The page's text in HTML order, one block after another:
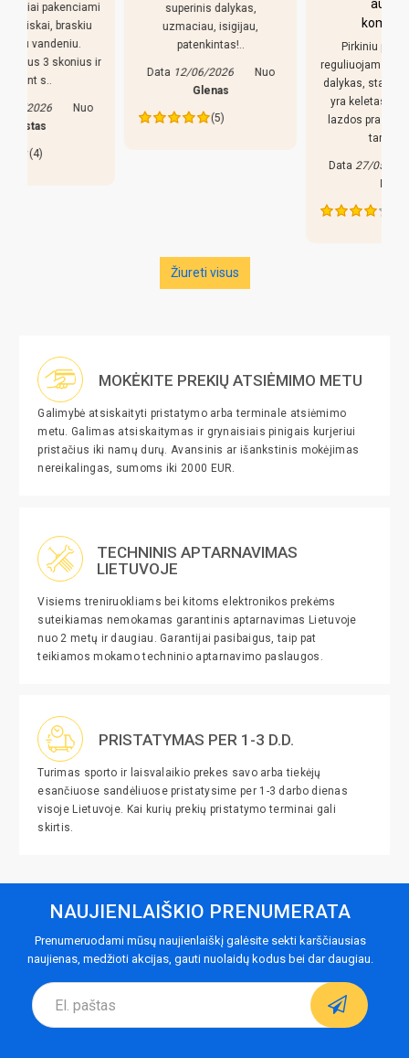
superinis dalykas,
uzmaciau, isigijau,
patenkintas!..
Nuo
Pirkiniu patenkintas,
reguliuojamso kojeles geras
dalykas, stalas nekliba. Bet
yra keletas pastebejimu:
lazdos prastos, liaudiskai
Nuo
Žiureti visus
MOKĖKITE PREKIŲ ATSIĖMIMO METU
Galimybė atsiskaityti pristatymo arba terminale atsiėmimo
metu. Galimas atsiskaitymas ir grynaisiais pinigais kurjeriui
pristačius iki namų durų. Avansinis ar išankstinis mokėjimas
nereikalingas, sumoms iki 2000 EUR.
TECHNINIS APTARNAVIMAS
LIETUVOJE
Visiems treniruokliams bei kitoms elektronikos prekėms
suteikiamas nemokamas garantinis aptarnavimas Lietuvoje
nuo 2 metų ir daugiau. Garantijai pasibaigus, taip pat
teikiamos mokamo techninio aptarnavimo paslaugos.
PRISTATYMAS PER 1-3 D.D.
Turimas sporto ir laisvalaikio prekes savo arba tiekėjų
esančiuose sandėliuose pristatysime per 1-3 darbo dienas
visoje Lietuvoje. Kai kurių prekių pristatymo terminai gali
skirtis.
NAUJIENLAIŠKIO PRENUMERATA
Prenumeruodami mūsų naujienlaiškį galėsite sekti karščiausias
naujienas, medžioti akcijas, gauti nuolaidų kodus bei dar daugiau.